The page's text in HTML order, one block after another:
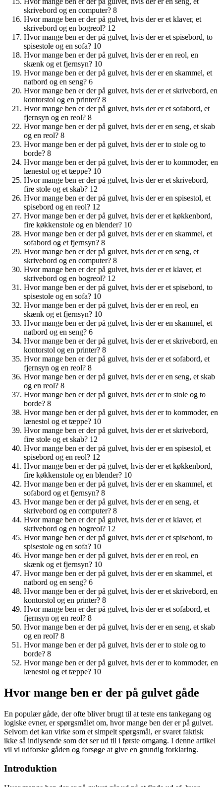
skrivebord og en computer? 8
Hvor mange ben er der på gulvet, hvis der er et klaver, et
skrivebord og en bogreol? 12
Hvor mange ben er der på gulvet, hvis der er et spisebord, to
spisestole og en sofa? 10
Hvor mange ben er der på gulvet, hvis der er en reol, en
skænk og et fjernsyn? 10
Hvor mange ben er der på gulvet, hvis der er en skammel, et
natbord og en seng? 6
Hvor mange ben er der på gulvet, hvis der er et skrivebord, en
kontorstol og en printer? 8
Hvor mange ben er der på gulvet, hvis der er et sofabord, et
fjernsyn og en reol? 8
Hvor mange ben er der på gulvet, hvis der er en seng, et skab
og en reol? 8
Hvor mange ben er der på gulvet, hvis der er to stole og to
borde? 8
Hvor mange ben er der på gulvet, hvis der er to kommoder, en
lænestol og et tæppe? 10
Hvor mange ben er der på gulvet, hvis der er et skrivebord,
fire stole og et skab? 12
Hvor mange ben er der på gulvet, hvis der er en spisestol, et
spisebord og en reol? 12
Hvor mange ben er der på gulvet, hvis der er et køkkenbord,
fire køkkenstole og en blender? 10
Hvor mange ben er der på gulvet, hvis der er en skammel, et
sofabord og et fjernsyn? 8
Hvor mange ben er der på gulvet, hvis der er en seng, et
skrivebord og en computer? 8
Hvor mange ben er der på gulvet, hvis der er et klaver, et
skrivebord og en bogreol? 12
Hvor mange ben er der på gulvet, hvis der er et spisebord, to
spisestole og en sofa? 10
Hvor mange ben er der på gulvet, hvis der er en reol, en
skænk og et fjernsyn? 10
Hvor mange ben er der på gulvet, hvis der er en skammel, et
natbord og en seng? 6
Hvor mange ben er der på gulvet, hvis der er et skrivebord, en
kontorstol og en printer? 8
Hvor mange ben er der på gulvet, hvis der er et sofabord, et
fjernsyn og en reol? 8
Hvor mange ben er der på gulvet, hvis der er en seng, et skab
og en reol? 8
Hvor mange ben er der på gulvet, hvis der er to stole og to
borde? 8
Hvor mange ben er der på gulvet, hvis der er to kommoder, en
lænestol og et tæppe? 10
Hvor mange ben er der på gulvet, hvis der er et skrivebord,
fire stole og et skab? 12
Hvor mange ben er der på gulvet, hvis der er en spisestol, et
spisebord og en reol? 12
Hvor mange ben er der på gulvet, hvis der er et køkkenbord,
fire køkkenstole og en blender? 10
Hvor mange ben er der på gulvet, hvis der er en skammel, et
sofabord og et fjernsyn? 8
Hvor mange ben er der på gulvet, hvis der er en seng, et
skrivebord og en computer? 8
Hvor mange ben er der på gulvet, hvis der er et klaver, et
skrivebord og en bogreol? 12
Hvor mange ben er der på gulvet, hvis der er et spisebord, to
spisestole og en sofa? 10
Hvor mange ben er der på gulvet, hvis der er en reol, en
skænk og et fjernsyn? 10
Hvor mange ben er der på gulvet, hvis der er en skammel, et
natbord og en seng? 6
Hvor mange ben er der på gulvet, hvis der er et skrivebord, en
kontorstol og en printer? 8
Hvor mange ben er der på gulvet, hvis der er et sofabord, et
fjernsyn og en reol? 8
Hvor mange ben er der på gulvet, hvis der er en seng, et skab
og en reol? 8
Hvor mange ben er der på gulvet, hvis der er to stole og to
borde? 8
Hvor mange ben er der på gulvet, hvis der er to kommoder, en
lænestol og et tæppe? 10
Hvor mange ben er der på gulvet gåde
En populær gåde, der ofte bliver brugt til at teste ens tankegang og
logiske evner, er spørgsmålet om, hvor mange ben der er på gulvet.
Selvom det kan virke som et simpelt spørgsmål, er svaret faktisk
ikke så indlysende som det ser ud til i første omgang. I denne artikel
vil vi udforske gåden og forsøge at give en grundig forklaring.
Introduktion